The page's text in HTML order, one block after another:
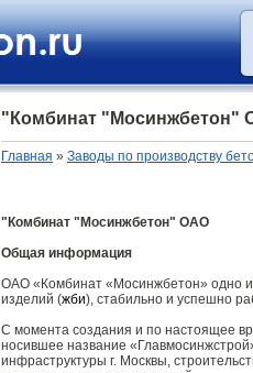
"Комбинат "Мосинжбетон"
Главная » Заводы по производству
"Комбинат "Мосинжбетон" ОАО
Общая информация
ОАО «Комбинат «Мосинжбетон» одно
изделий (жби), стабильно и успешно
С момента создания и по настоящее
носившее название
инфраструктуры г. Москвы,